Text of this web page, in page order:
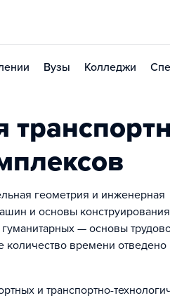
Вузы Колледжи
геометрия и инженерная
и основы
— основы
количество времени отведено
и транспортно-